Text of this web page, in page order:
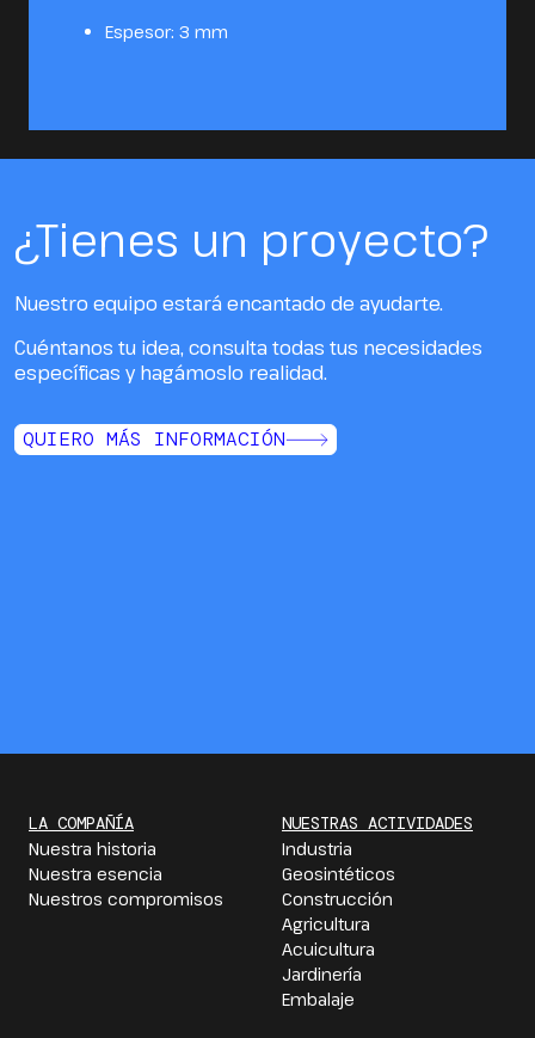
Espesor: 3 mm
¿Tienes un proyecto?
Nuestro equipo estará encantado de ayudarte.
Cuéntanos tu idea, consulta todas tus necesidades
específicas y hagámoslo realidad.
QUIERO MÁS INFORMACIÓN
LA COMPAÑÍA
Nuestra historia
Nuestra esencia
Nuestros compromisos
NUESTRAS ACTIVIDADES
Industria
Geosintéticos
Construcción
Agricultura
Acuicultura
Jardinería
Embalaje